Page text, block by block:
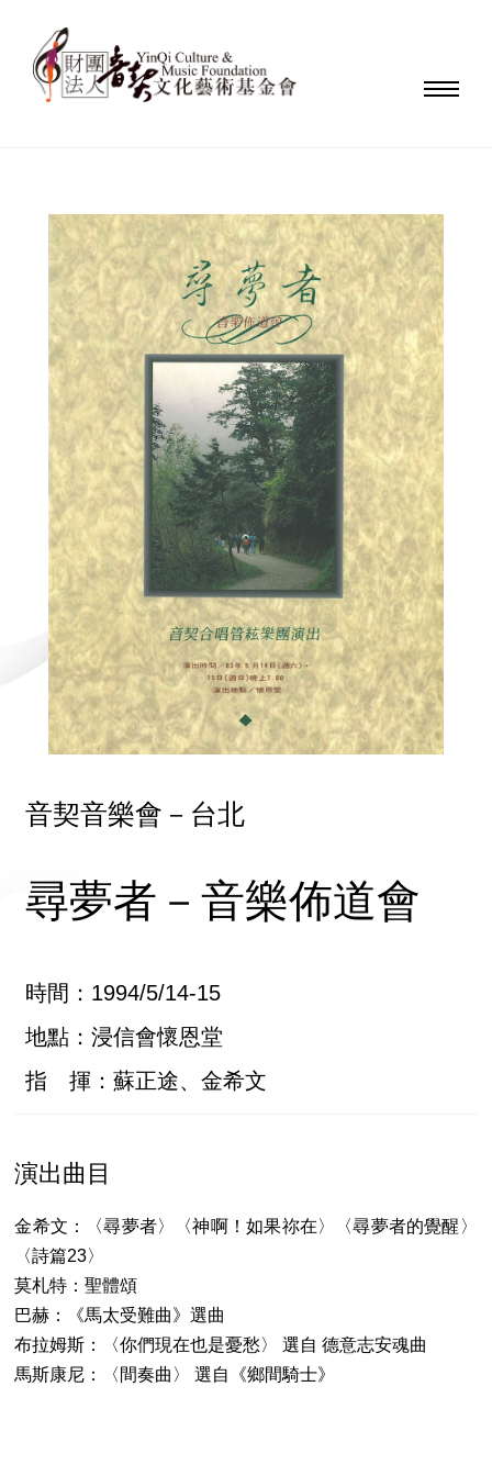
音契音樂會－台北
尋夢者－音樂佈道會
時間：1994/5/14-15
地點：浸信會懷恩堂
指 揮：蘇正途、金希文
演出曲目
金希文：〈尋夢者〉〈神啊！如果祢在〉〈尋夢者的覺醒〉
〈詩篇23〉
莫札特：聖體頌
巴赫：《馬太受難曲》選曲
布拉姆斯：〈你們現在也是憂愁〉 選自 德意志安魂曲
馬斯康尼：〈間奏曲〉 選自《鄉間騎士》